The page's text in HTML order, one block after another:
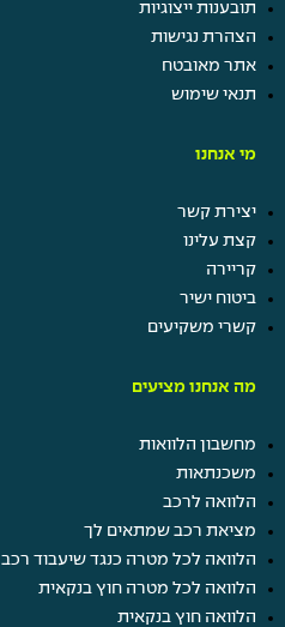
תובענות ייצוגיות
הצהרת נגישות
אתר מאובטח
תנאי שימוש
מי אנחנו
יצירת קשר
קצת עלינו
קריירה
ביטוח ישיר
קשרי משקיעים
מה אנחנו מציעים
מחשבון הלוואות
משכנתאות
הלוואה לרכב
מציאת רכב שמתאים לך
הלוואה לכל מטרה כנגד שיעבוד רכב
הלוואה לכל מטרה חוץ בנקאית
הלוואה חוץ בנקאית